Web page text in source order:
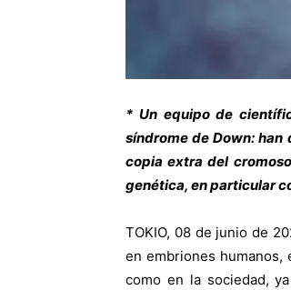
* Un equipo de
síndrome de Down:
copia extra del
genética, en particular
TOKIO, 08 de junio de
en embriones humanos,
como en la sociedad,